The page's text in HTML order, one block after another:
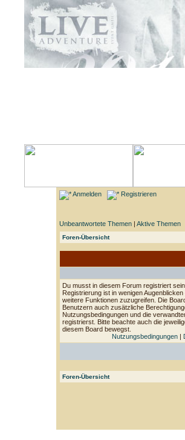
Anmelden Registrieren
Unbeantwortete Themen | Aktive Themen
Foren-Übersicht
Du musst in diesem Forum registriert
Registrierung ist in wenigen
weitere Funktionen zuzugreifen. Die
Benutzern auch zusätzliche
Nutzungsbedingungen und die
registrierst. Bitte beachte auch die
diesem Board bewegst.
Nutzungsbedingungen|
Foren-Übersicht